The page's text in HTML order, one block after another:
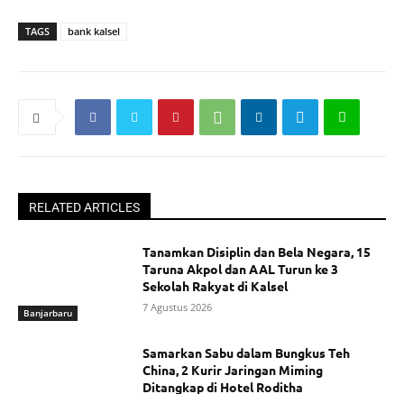
TAGS bank kalsel
RELATED ARTICLES
Banjarbaru
Tanamkan Disiplin dan Bela Negara, 15
Taruna Akpol dan AAL Turun ke 3
Sekolah Rakyat di Kalsel
7 Agustus 2026
Samarkan Sabu dalam Bungkus Teh
China, 2 Kurir Jaringan Miming
Ditangkap di Hotel Roditha